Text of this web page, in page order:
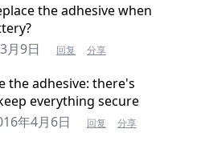
the adhesive when
月9日 回复 分享
the adhesive: there's
everything secure
年4月6日 回复 分享